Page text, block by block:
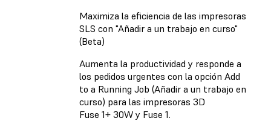
Maximiza la eficiencia de las impresoras
SLS con "Añadir a un trabajo en curso"
(Beta)
Aumenta la productividad y responde a
los pedidos urgentes con la opción Add
to a Running Job (Añadir a un trabajo en
curso) para las impresoras 3D
Fuse 1+ 30W y Fuse 1.